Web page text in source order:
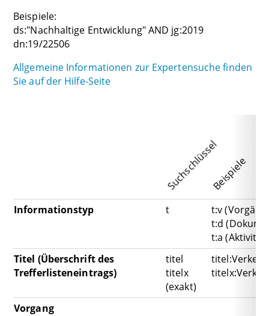
Beispiele:
ds:"Nachhaltige Entwicklung" AND jg:2019
dn:19/22506
Allgemeine Informationen zur Expertensuche finden
Sie auf der Hilfe-Seite
SuchschlüsselBeispiele
Informationstyp t
t:v
t:d
t:a
Titel (Überschrift des
Trefferlisteneintrags)
titel
titelx
(exakt)
Vorgang